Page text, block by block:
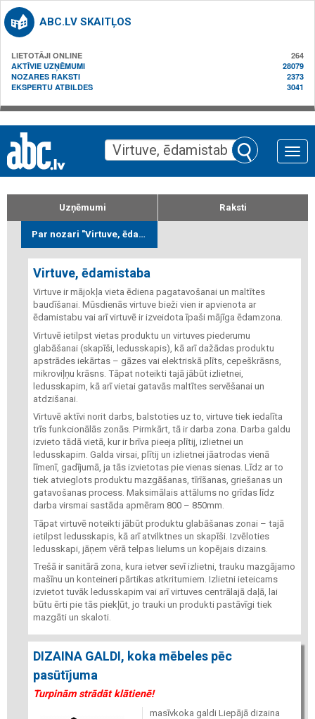
ABC.LV SKAITĻOS
LIETOTĀJI ONLINE
264
AKTĪVIE UZŅĒMUMI
28079
NOZARES RAKSTI
2373
EKSPERTU ATBILDES
3041
Toggle
Uzņēmumi Raksti
Par nozari "Virtuve, ēdamistaba"
Virtuve, ēdamistaba
Virtuve ir mājokļa vieta ēdiena pagatavošanai un maltītes
baudīšanai. Mūsdienās virtuve bieži vien ir apvienota ar
ēdamistabu vai arī virtuvē ir izveidota īpaši mājīga ēdamzona.
Virtuvē ietilpst vietas produktu un virtuves piederumu
glabāšanai (skapīši, ledusskapis), kā arī dažādas produktu
apstrādes iekārtas – gāzes vai elektriskā plīts, cepeškrāsns,
mikroviļņu krāsns. Tāpat noteikti tajā jābūt izlietnei,
ledusskapim, kā arī vietai gatavās maltītes servēšanai un
atdzišanai.
Virtuvē aktīvi norit darbs, balstoties uz to, virtuve tiek iedalīta
trīs funkcionālās zonās. Pirmkārt, tā ir darba zona. Darba galdu
izvieto tādā vietā, kur ir brīva pieeja plītij, izlietnei un
ledusskapim. Galda virsai, plītij un izlietnei jāatrodas vienā
līmenī, gadījumā, ja tās izvietotas pie vienas sienas. Līdz ar to
tiek atvieglots produktu mazgāšanas, tīrīšanas, griešanas un
gatavošanas process. Maksimālais attālums no grīdas līdz
darba virsmai sastāda apmēram 800 – 850mm.
Tāpat virtuvē noteikti jābūt produktu glabāšanas zonai – tajā
ietilpst ledusskapis, kā arī atvilktnes un skapīši. Izvēloties
ledusskapi, jāņem vērā telpas lielums un kopējais dizains.
Trešā ir sanitārā zona, kura ietver sevī izlietni, trauku mazgājamo
mašīnu un konteineri pārtikas atkritumiem. Izlietni ieteicams
izvietot tuvāk ledusskapim vai arī virtuves centrālajā daļā, lai
būtu ērti pie tās piekļūt, jo trauki un produkti pastāvīgi tiek
mazgāti un skaloti.
DIZAINA GALDI, koka mēbeles pēc
pasūtījuma
Turpinām strādāt klātienē!
masīvkoka galdi Liepājā dizaina